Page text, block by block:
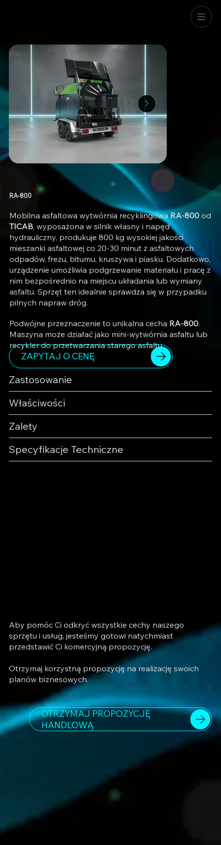
RA-800
Mobilna asfaltowa wytwórnia recyklingowaRA-800od
TICAB, wyposażona w silnik własny i napęd
hydrauliczny, produkuje 800 kg wysokiej jakości
mieszanki asfaltowej co 20-30 minut z asfaltowych
odpadów, frezu, bitumu, kruszywa i piasku. Dodatkowo,
urządzenie umożliwia podgrzewanie materiału i pracę z
nim bezpośrednio na miejscu układania lub wymiany
asfaltu. Sprzęt ten idealnie sprawdza się w przypadku
pilnych napraw dróg.
Podwójne przeznaczenie to unikalna cecha RA-800.
Maszyna może działać jako mini-wytwórnia asfaltu lub
recykler do przetwarzania starego asfaltu.
ZAPYTAJ O CENĘ
Aby pomóc Ci odkryć wszystkie cechy naszego
sprzętu i usług, jesteśmy gotowi natychmiast
przedstawić Ci komercyjną propozycję.
Otrzymaj korzystną propozycję na realizację swoich
planów biznesowych.
OTRZYMAJ PROPOZYCJĘ
HANDLOWĄ
Zastosowanie
Właściwości
Zalety
Specyfikacje Techniczne